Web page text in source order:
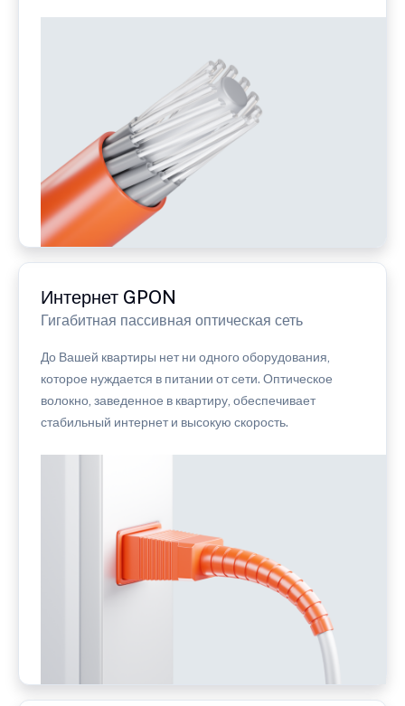
Интернет GPON
Гигабитная пассивная оптическая сеть
До Вашей квартиры нет ни одного оборудования,
которое нуждается в питании от сети. Оптическое
волокно, заведенное в квартиру, обеспечивает
стабильный интернет и высокую скорость.